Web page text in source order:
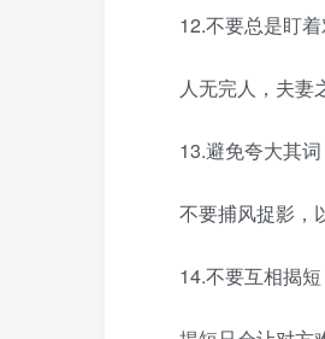
12.不要总是盯着
人无完人，夫妻之
13.避免夸大其词
不要捕风捉影，以
14.不要互相揭短